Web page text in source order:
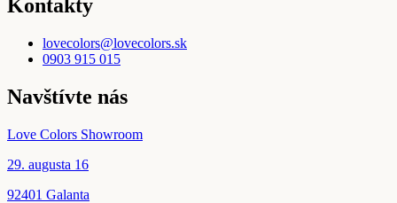
Kontakty
lovecolors@lovecolors.sk
0903 915 015
Navštívte nás
Love Colors Showroom
29. augusta 16
92401 Galanta